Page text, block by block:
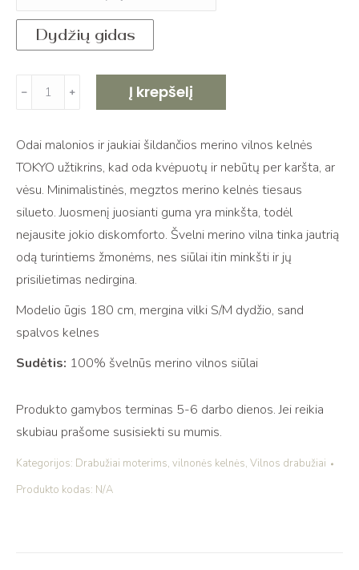
Dydžių gidas
produkto
kiekis:
merino
vilnos
kelnes
TOKYO
﹣ ﹢ Į krepšelį
Odai malonios ir jaukiai šildančios merino vilnos kelnės
TOKYO užtikrins, kad oda kvėpuotų ir nebūtų per karšta, ar
vėsu. Minimalistinės, megztos merino kelnės tiesaus
silueto. Juosmenį juosianti guma yra minkšta, todėl
nejausite jokio diskomforto. Švelni merino vilna tinka jautrią
odą turintiems žmonėms, nes siūlai itin minkšti ir jų
prisilietimas nedirgina.
Modelio ūgis 180 cm, mergina vilki S/M dydžio, sand
spalvos kelnes
Sudėtis: 100% švelnūs merino vilnos siūlai
Produkto gamybos terminas 5-6 darbo dienos. Jei reikia
skubiau prašome susisiekti su mumis.
Kategorijos: Drabužiai moterims, vilnonės kelnės, Vilnos drabužiai
Produkto kodas: N/A